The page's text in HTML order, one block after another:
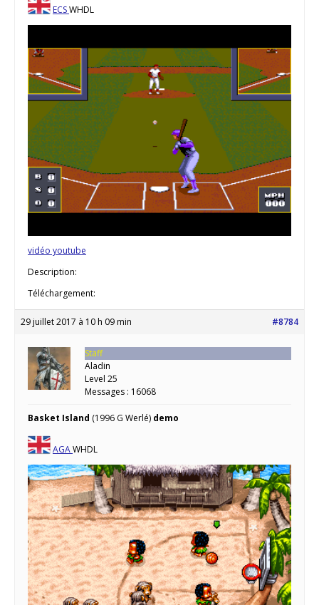
ECSWHDL
vidéo youtube
Description:
Téléchargement:
29 juillet 2017 à 10 h 09 min #8784
Staff
Aladin
Level 25
Messages : 16068
Basket Island (1996 G Werlé) demo
AGAWHDL